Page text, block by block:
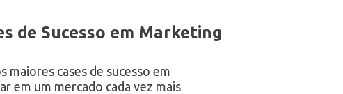
de Sucesso em Marketing
cases de sucesso em
em um mercado cada vez mais